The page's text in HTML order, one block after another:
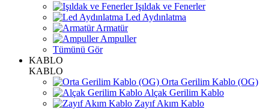
Işıldak ve Fenerler
Led Aydınlatma
Armatür
Ampuller
Tümünü Gör
KABLO
KABLO
Orta Gerilim Kablo (OG)
Alçak Gerilim Kablo
Zayıf Akım Kablo